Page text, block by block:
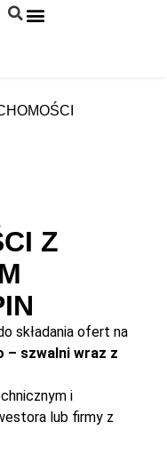
Z
składania ofert na
– szwalni wraz z
i
lub firmy z